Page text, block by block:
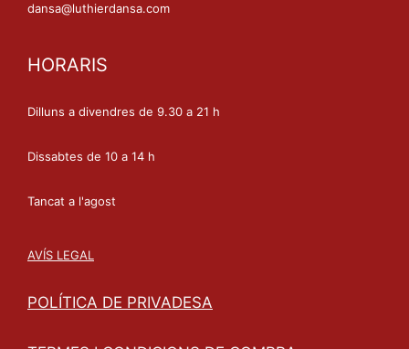
dansa@luthierdansa.com
HORARIS
Dilluns a divendres de 9.30 a 21 h
Dissabtes de 10 a 14 h
Tancat a l'agost
AVÍS LEGAL
POLÍTICA DE PRIVADESA